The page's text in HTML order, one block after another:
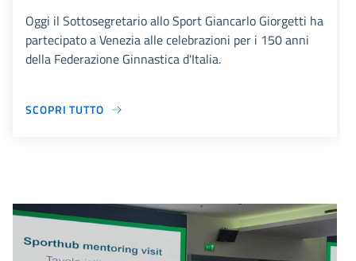
Oggi il Sottosegretario allo Sport Giancarlo Giorgetti ha
partecipato a Venezia alle celebrazioni per i 150 anni
della Federazione Ginnastica d'Italia.
SCOPRI TUTTO